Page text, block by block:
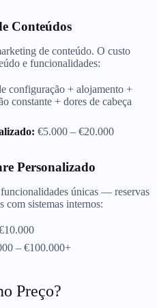
Conteúdos
de conteúdo. O custo
e funcionalidades:
configuração + alojamento +
constante + dores de cabeça
€5.000 – €20.000
Personalizado
únicas — reservas
com sistemas internos:
– €100.000+
Preço?